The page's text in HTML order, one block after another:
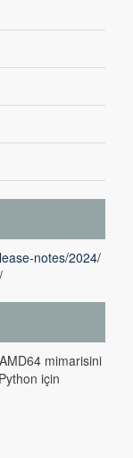
notes/2024/
mimarisini
için